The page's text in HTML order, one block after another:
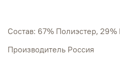
Состав: 67% Полиэстер, 29%
Производитель Россия